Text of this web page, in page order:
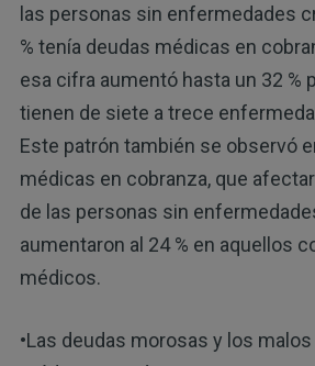
las personas sin enfermedades
% tenía deudas médicas en
esa cifra aumentó hasta un 32 %
tienen de siete a trece
Este patrón también se observó
médicas en cobranza, que
de las personas sin
aumentaron al 24 % en aquellos
médicos.
•Las deudas morosas y los